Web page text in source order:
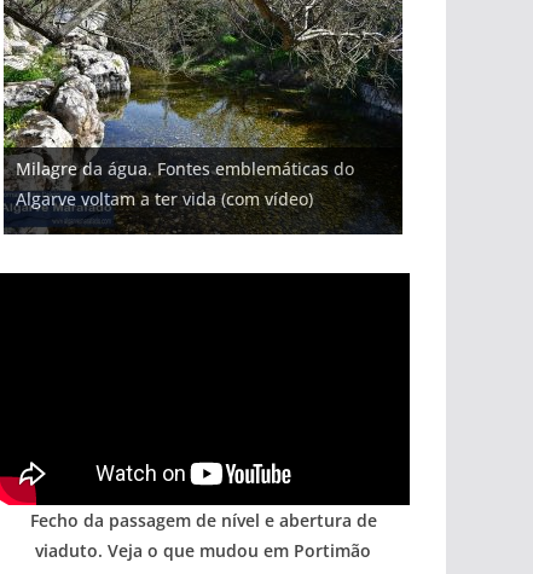
Tapas do mar a 3 euros cada. Nova rota
gastronómica nasce no Algarve
Tempestades roubam areia de praias e põem
arribas em risco no Algarve (com vídeo)
Milagre da água. Fontes emblemáticas do
Algarve voltam a ter vida (com vídeo)
Foto do dia: uma cidade algarvia que cresceu
entre redes e fábricas
Projeto milionário: investimento de 108
milhões de euros na construção de dois
hotéis (com vídeo)
Fecho da passagem de nível e abertura de
viaduto. Veja o que mudou em Portimão